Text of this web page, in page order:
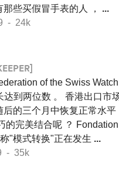
些买假冒手表的人 ， ...
- 24k
of the Swiss
到两位数 。 香港出口市
的三个月中恢复正常水平
的完美结合呢 ？
"模式转换"正在发生 ...
- 35k